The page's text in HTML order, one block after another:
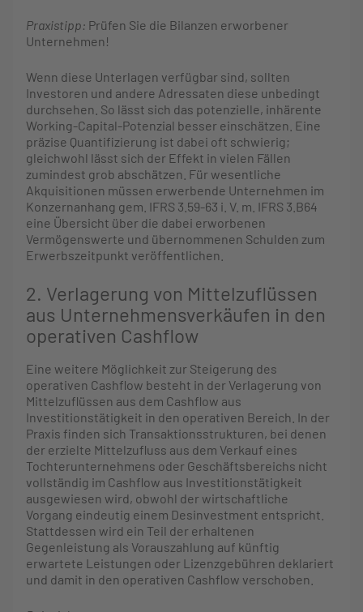
Praxistipp: Prüfen Sie die Bilanzen erworbener
Unternehmen!
Wenn diese Unterlagen verfügbar sind, sollten
Investoren und andere Adressaten diese unbedingt
durchsehen. So lässt sich das potenzielle, inhärente
Working-Capital-Potenzial besser einschätzen. Eine
präzise Quantifizierung ist dabei oft schwierig;
gleichwohl lässt sich der Effekt in vielen Fällen
zumindest grob abschätzen. Für wesentliche
Akquisitionen müssen erwerbende Unternehmen im
Konzernanhang gem. IFRS 3.59-63 i. V. m. IFRS 3.B64
eine Übersicht über die dabei erworbenen
Vermögenswerte und übernommenen Schulden zum
Erwerbszeitpunkt veröffentlichen.
2. Verlagerung von Mittelzuflüssen
aus Unternehmensverkäufen in den
operativen Cashflow
Eine weitere Möglichkeit zur Steigerung des
operativen Cashflow besteht in der Verlagerung von
Mittelzuflüssen aus dem Cashflow aus
Investitionstätigkeit in den operativen Bereich. In der
Praxis finden sich Transaktionsstrukturen, bei denen
der erzielte Mittelzufluss aus dem Verkauf eines
Tochterunternehmens oder Geschäftsbereichs nicht
vollständig im Cashflow aus Investitionstätigkeit
ausgewiesen wird, obwohl der wirtschaftliche
Vorgang eindeutig einem Desinvestment entspricht.
Stattdessen wird ein Teil der erhaltenen
Gegenleistung als Vorauszahlung auf künftig
erwartete Leistungen oder Lizenzgebühren deklariert
und damit in den operativen Cashflow verschoben.